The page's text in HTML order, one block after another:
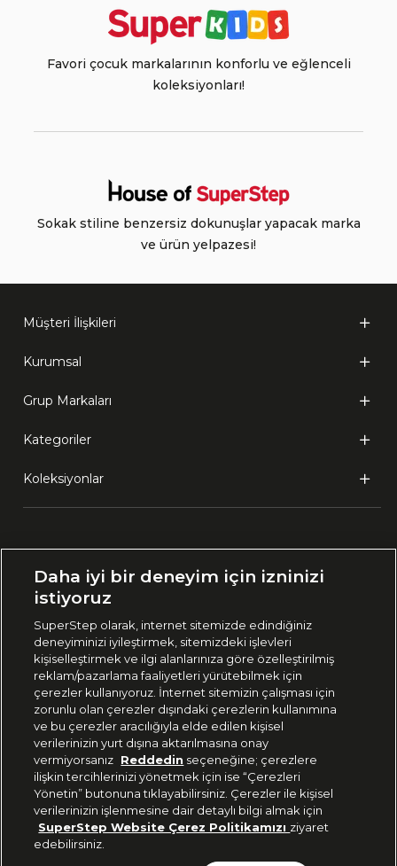
Favori çocuk markalarının konforlu ve eğlenceli
koleksiyonları!
Sokak stiline benzersiz dokunuşlar yapacak marka
ve ürün yelpazesi!
Müşteri İlişkileri
Kurumsal
Grup Markaları
Kategoriler
Koleksiyonlar
🇹🇷 Türkiye
444 37 36
Uygulamadan Takip Edin
Bizi Takip Edin
Daha iyi bir deneyim için izninizi
istiyoruz
SuperStep olarak, internet sitemizde edindiğiniz
deneyiminizi iyileştirmek, sitemizdeki işlevleri
kişiselleştirmek ve ilgi alanlarınıza göre özelleştirilmiş
reklam/pazarlama faaliyetleri yürütebilmek için
çerezler kullanıyoruz. İnternet sitemizin çalışması için
zorunlu olan çerezler dışındaki çerezlerin kullanımına
ve bu çerezler aracılığıyla elde edilen kişisel
verilerinizin yurt dışına aktarılmasına onay
vermiyorsanız Reddedin seçeneğine; çerezlere
ilişkin tercihlerinizi yönetmek için ise “Çerezleri
Yönetin” butonuna tıklayabilirsiniz. Çerezler ile kişisel
verilerinizin işlenmesine dair detaylı bilgi almak için
SuperStep Website Çerez Politikamızı ziyaret
edebilirsiniz.